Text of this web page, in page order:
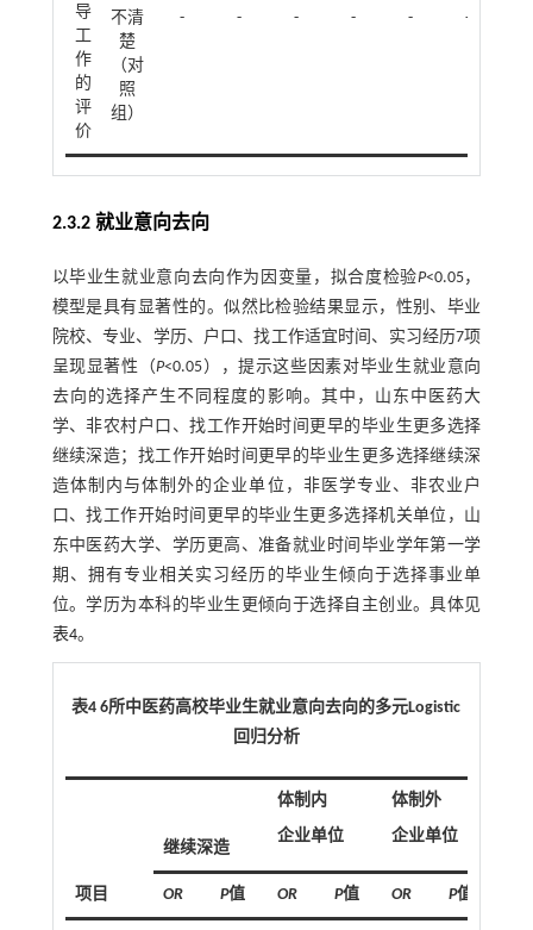
导
工
作
的
评
价
不清
楚
（对
照
组）
- - - - - -
2.3.2 就业意向去向
以毕业生就业意向去向作为因变量，拟合度检验P<0.05，
模型是具有显著性的。似然比检验结果显示，性别、毕业
院校、专业、学历、户口、找工作适宜时间、实习经历7项
呈现显著性（P<0.05），提示这些因素对毕业生就业意向
去向的选择产生不同程度的影响。其中，山东中医药大
学、非农村户口、找工作开始时间更早的毕业生更多选择
继续深造；找工作开始时间更早的毕业生更多选择继续深
造体制内与体制外的企业单位，非医学专业、非农业户
口、找工作开始时间更早的毕业生更多选择机关单位，山
东中医药大学、学历更高、准备就业时间毕业学年第一学
期、拥有专业相关实习经历的毕业生倾向于选择事业单
位。学历为本科的毕业生更倾向于选择自主创业。具体见
表4。
表4 6所中医药高校毕业生就业意向去向的多元Logistic
回归分析
项目
继续深造
体制内
企业单位
体制外
企业单位
OR P值 OR P值 OR P值